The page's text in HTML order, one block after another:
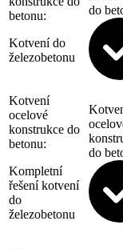
betonu:
Kotvení do
železobetonu
do
Kotvení
ocelové
konstrukce do
betonu:
Kompletní
řešení kotvení
do
železobetonu
do